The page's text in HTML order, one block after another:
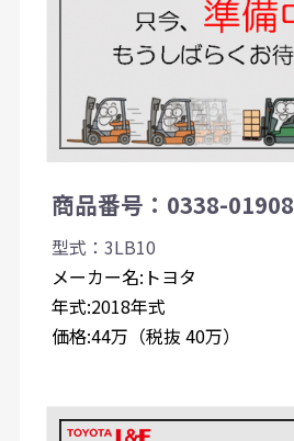
商品番号：0338-01908
型式：3LB10
メーカー名:トヨタ
年式:2018年式
価格:44万（税抜 40万）